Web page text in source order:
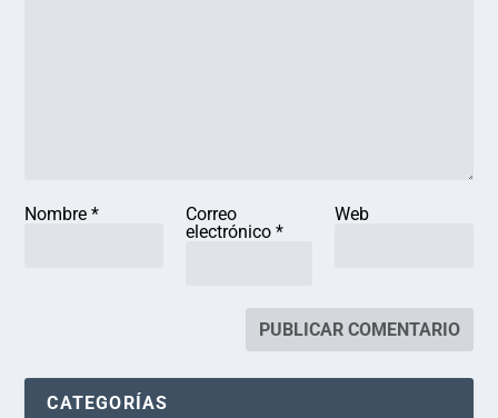
Nombre*
Correo
electrónico *
Web
CATEGORÍAS